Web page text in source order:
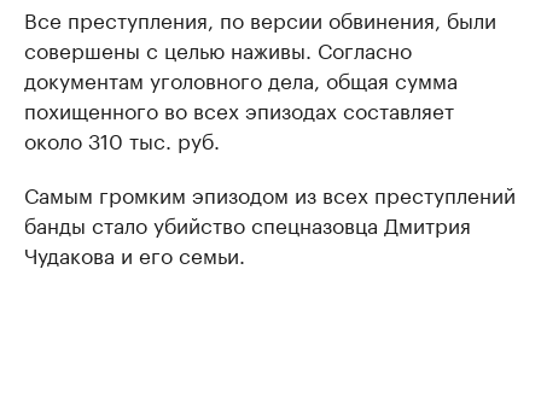
Все преступления, по версии обвинения, были
совершены с целью наживы. Согласно
документам уголовного дела, общая сумма
похищенного во всех эпизодах составляет
около 310 тыс. руб.
Самым громким эпизодом из всех преступлений
банды стало убийство спецназовца Дмитрия
Чудакова и его семьи.